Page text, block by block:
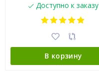
Доступно к заказу
В корзину